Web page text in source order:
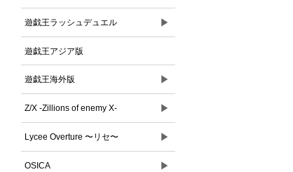
遊戯王ラッシュデュエル ▶
遊戯王アジア版
遊戯王海外版 ▶
Z/X -Zillions of enemy X- ▶
Lycee Overture 〜リセ〜 ▶
OSICA ▶